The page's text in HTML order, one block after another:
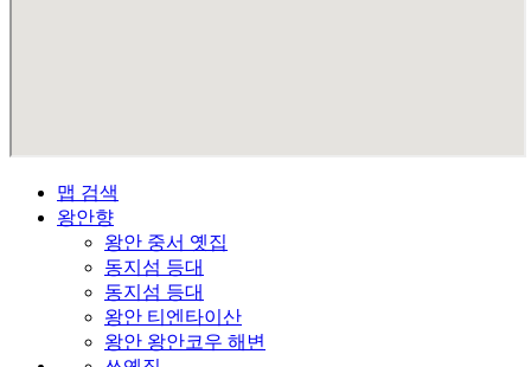
맵 검색
왕안향
왕안 중서 옛집
동지섬 등대
동지섬 등대
왕안 티엔타이산
왕안 왕안코우 해변